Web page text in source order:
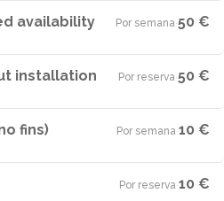
availability Por semana·50 €
installation Por reserva·50 €
fins) Por semana·10 €
Por reserva·10 €